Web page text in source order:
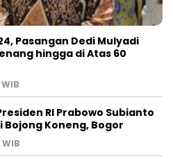
Pasangan Dedi Mulyadi
hingga di Atas 60
RI Prabowo Subianto
Bojong Koneng, Bogor